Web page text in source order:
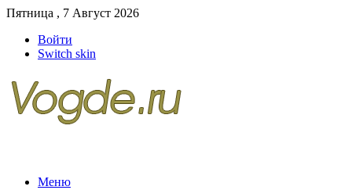
Пятница , 7 Август 2026
Войти
Switch skin
Меню